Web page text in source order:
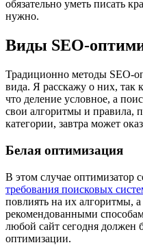
обязательно уметь писать
нужно.
Виды SEO-
Традиционно методы SEO-
вида. Я расскажу о них, так
что деление условное, а
свои алгоритмы и правила,
категории, завтра может
Белая оптимизация
В этом случае оптимизатор
требования поисковых
повлиять на их алгоритмы,
рекомендованными
любой сайт сегодня должен
оптимизации.